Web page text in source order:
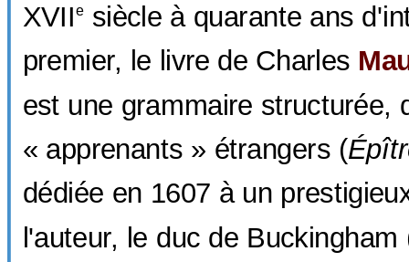
XVIIe siècle à quarante ans
premier, le livre de Charles
est une grammaire structurée,
« apprenants » étrangers (
dédiée en 1607 à un
l'auteur, le duc de